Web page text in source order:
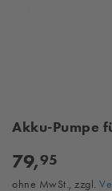
Akku-Pumpe
79,95
ohne MwSt., zzgl.